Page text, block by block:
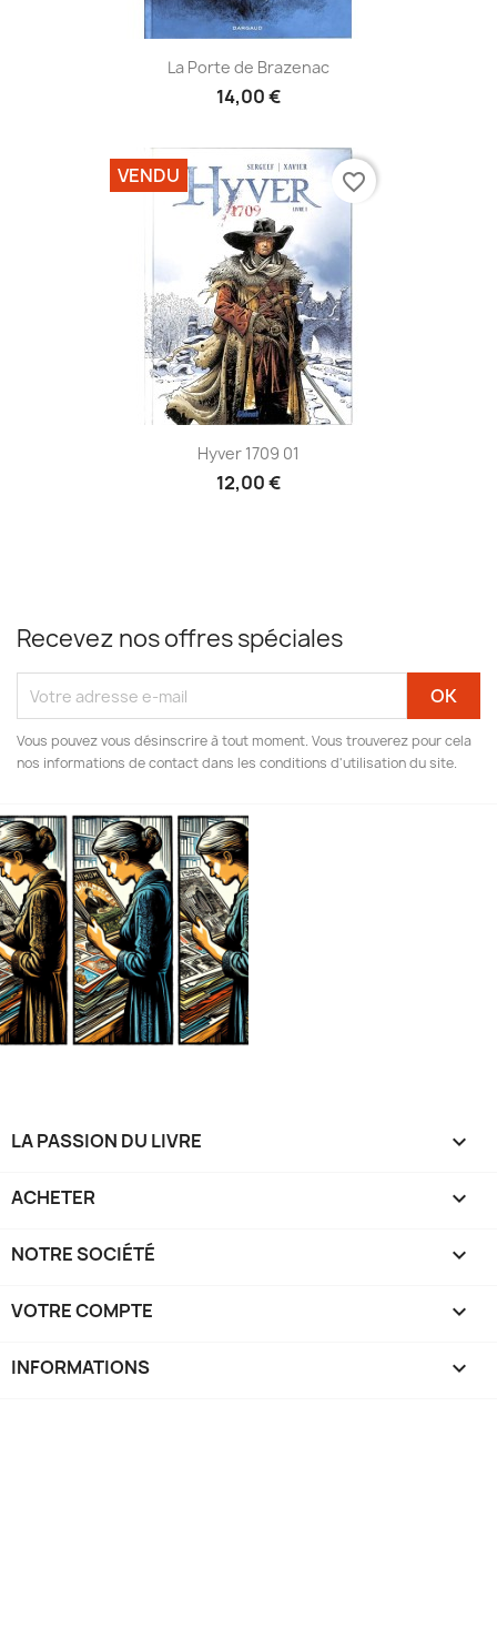
La Porte de Brazenac
14,00 €
Hyver 1709 01
12,00 €
VENDU favorite_border
Recevez nos offres spéciales
Vous pouvez vous désinscrire à tout moment. Vous trouverez pour cela
nos informations de contact dans les conditions d'utilisation du site.
LA PASSION DU LIVRE 
ACHETER 
NOTRE SOCIÉTÉ 
VOTRE COMPTE 
INFORMATIONS keyboard_arrow_down